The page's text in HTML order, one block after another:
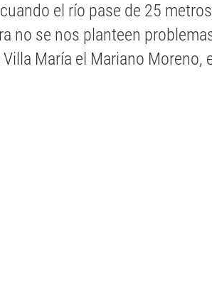
el río pase de 25
no se nos planteen
María el Mariano Moreno,